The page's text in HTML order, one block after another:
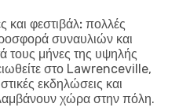
και φεστιβάλ: πολλές
συναυλιών και
τους μήνες της υψηλής
στο Lawrenceville,
εκδηλώσεις και
χώρα στην πόλη.